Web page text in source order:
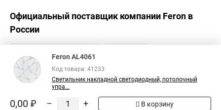
Официальный поставщик компании Feron в
России
Feron AL4061
Код товара: 41233
Светильник накладной светодиодный, потолочный
упра...
0,00 ₽ – + В корзину